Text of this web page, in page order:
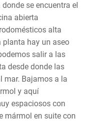
se encuentra el
abierta
alta
planta hay un aseo
salir a las
desde donde las
mar. Bajamos a la
y aquí
espaciosos con
mármol en suite con